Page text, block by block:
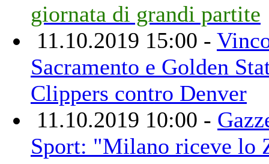
giornata di grandi partite
11.10.2019 15:00 -
Sacramento e Golden
Clippers contro Denver
11.10.2019 10:00 -
Sport: "Milano riceve lo